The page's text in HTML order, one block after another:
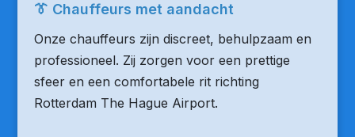
👔 Chauffeurs met aandacht
Onze chauffeurs zijn discreet, behulpzaam en
professioneel. Zij zorgen voor een prettige
sfeer en een comfortabele rit richting
Rotterdam The Hague Airport.